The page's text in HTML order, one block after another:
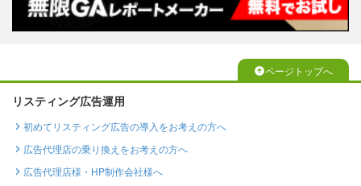
ページトップへ
リスティング広告運用
初めてリスティング広告の導入をお考えの方へ
広告代理店の乗り換えをお考えの方へ
広告代理店様・HP制作会社様へ